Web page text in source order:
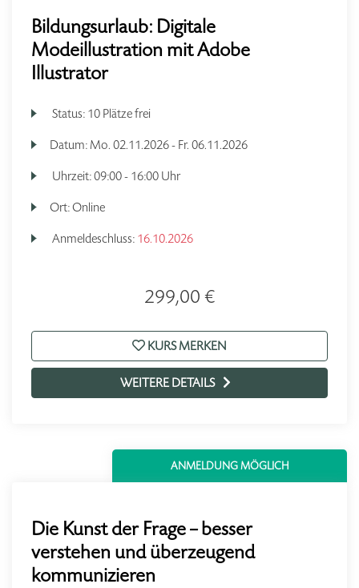
Bildungsurlaub: Digitale
Modeillustration mit Adobe
Illustrator
Status: 10 Plätze frei
Datum: Mo. 02.11.2026 - Fr. 06.11.2026
Uhrzeit:09:00 - 16:00 Uhr
Ort:Online
Anmeldeschluss: 16.10.2026
299,00 €
KURS MERKEN
WEITERE DETAILS
ANMELDUNG MÖGLICH
Die Kunst der Frage – besser
verstehen und überzeugend
kommunizieren